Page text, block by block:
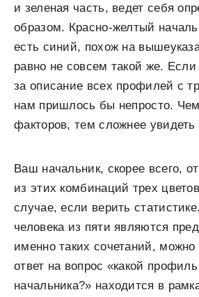
и зеленая часть, ведет себя
образом. Красно-желтый
есть синий, похож на
равно не совсем такой же.
за описание всех профилей с
нам пришлось бы непросто.
факторов, тем сложнее
Ваш начальник, скорее всего,
из этих комбинаций трех
случае, если верить
человека из пяти являются
именно таких сочетаний, можно
ответ на вопрос «какой
начальника?» находится в